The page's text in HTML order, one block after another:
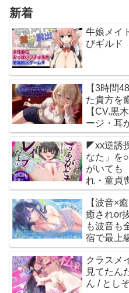
新着
牛娘メイ
びギルド
【3時間
た貴方を
【CV.黒
ージ・耳
両耳癒や
◤xx逆誘
なた」を
がいても
れ・童貞
界で性犯
る / 奏手
【波音×
癒されor
も波音も
宿で最上
クマの嫁
クラスメ
見てたん
ん / とし